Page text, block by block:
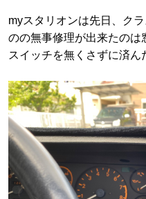
myスタリオンは先日、ク
のの無事修理が出来たのは
スイッチを無くさずに済ん